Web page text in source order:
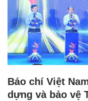
Báo chí Việt
dựng và bảo vệ